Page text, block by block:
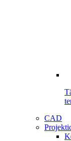
CAD